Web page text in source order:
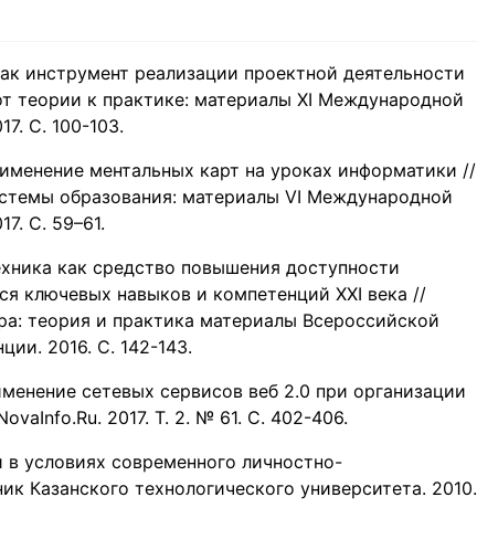
инструмент реализации проектной деятельности
теории к практике: материалы XI Международной
С. 100-103.
ментальных карт на уроках информатики //
образования: материалы VI Международной
С. 59–61.
как средство повышения доступности
ключевых навыков и компетенций XXI века //
теория и практика материалы Всероссийской
2016. С. 142-143.
сетевых сервисов веб 2.0 при организации
2017. Т. 2. № 61. С. 402-406.
условиях современного личностно-
Казанского технологического университета. 2010.